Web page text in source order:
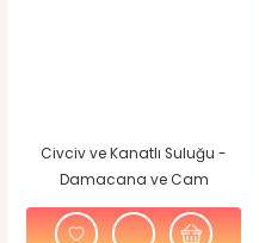
Civciv ve Kanatlı Suluğu -
Damacana ve Cam
Kavanoza Uyumlu